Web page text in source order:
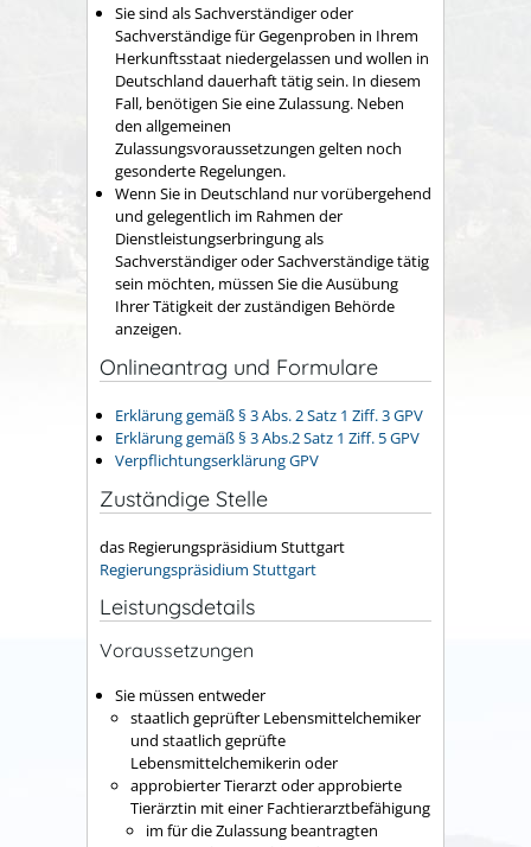
Sie sind als Sachverständiger oder
Sachverständige für Gegenproben in Ihrem
Herkunftsstaat niedergelassen und wollen in
Deutschland dauerhaft tätig sein. In diesem
Fall, benötigen Sie eine Zulassung. Neben
den allgemeinen
Zulassungsvoraussetzungen gelten noch
gesonderte Regelungen.
Wenn Sie in Deutschland nur vorübergehend
und gelegentlich im Rahmen der
Dienstleistungserbringung als
Sachverständiger oder Sachverständige tätig
sein möchten, müssen Sie die Ausübung
Ihrer Tätigkeit der zuständigen Behörde
anzeigen.
Onlineantrag und Formulare
Erklärung gemäß § 3 Abs. 2 Satz 1 Ziff. 3 GPV
Erklärung gemäß § 3 Abs.2 Satz 1 Ziff. 5 GPV
Verpflichtungserklärung GPV
Zuständige Stelle
das Regierungspräsidium Stuttgart
Regierungspräsidium Stuttgart
Leistungsdetails
Voraussetzungen
Sie müssen entweder
staatlich geprüfter Lebensmittelchemiker
und staatlich geprüfte
Lebensmittelchemikerin oder
approbierter Tierarzt oder approbierte
Tierärztin mit einer Fachtierarztbefähigung
im für die Zulassung beantragten